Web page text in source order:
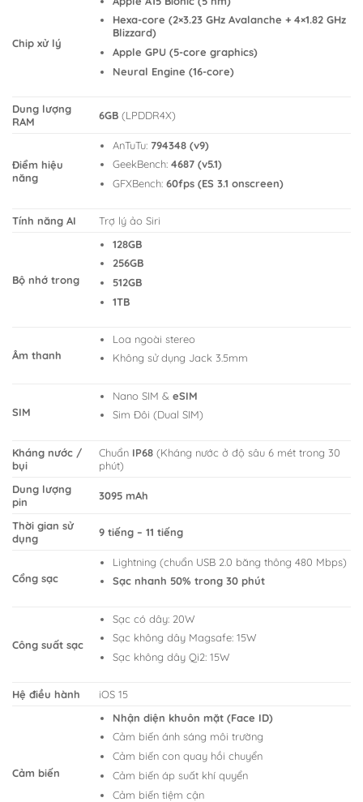
Chip xử lý
Hexa-core (2×3.23 GHz Avalanche + 4×1.82 GHz
Blizzard)
Apple GPU (5-core graphics)
Neural Engine (16-core)
Dung lượng
RAM
6GB (LPDDR4X)
Điểm hiệu
năng
AnTuTu:794348 (v9)
GeekBench:4687 (v5.1)
GFXBench:60fps (ES 3.1 onscreen)
Tính năng AI Trợ lý ảo Siri
Bộ nhớ trong
128GB
256GB
512GB
1TB
Âm thanh
Loa ngoài stereo
Không sử dụng Jack 3.5mm
SIM
Nano SIM &eSIM
Sim Đôi (Dual SIM)
Kháng nước /
bụi
Chuẩn IP68(Kháng nước ở độ sâu 6 mét trong 30
phút)
Dung lượng
pin
3095 mAh
Thời gian sử
dụng
9 tiếng – 11 tiếng
Cổng sạc
Lightning (chuẩn USB 2.0 băng thông 480 Mbps)
Sạc nhanh 50% trong 30 phút
Công suất sạc
Sạc có dây: 20W
Sạc không dây Magsafe: 15W
Sạc không dây Qi2: 15W
Hệ điều hành iOS 15
Cảm biến
Nhận diện khuôn mặt (Face ID)
Cảm biến ánh sáng môi trường
Cảm biến con quay hồi chuyển
Cảm biến áp suất khí quyển
Cảm biến tiệm cận